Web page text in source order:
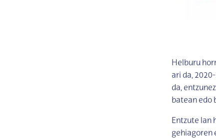
Helburu
ari da,
da,
batean edo
Entzute lan
gehiagoren